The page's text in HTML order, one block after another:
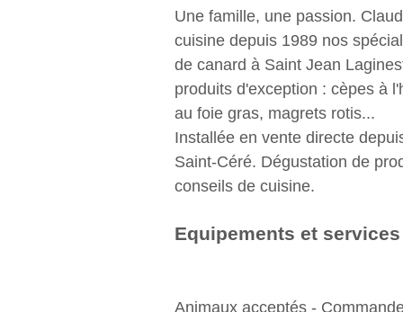
Une famille, une passion.
cuisine depuis 1989 nos
de canard à Saint Jean
produits d'exception : cèpes à
au foie gras, magrets rotis...
Installée en vente directe
Saint-Céré. Dégustation de
conseils de cuisine.
Equipements et services
Animaux acceptés -